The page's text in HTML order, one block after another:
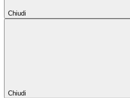
Chiudi
Chiudi